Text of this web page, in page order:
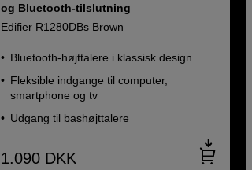
og Bluetooth-tilslutning
Edifier R1280DBs Brown
Bluetooth-højttalere i klassisk design
Fleksible indgange til computer,
smartphone og tv
Udgang til bashøjttalere
1.090 DKK